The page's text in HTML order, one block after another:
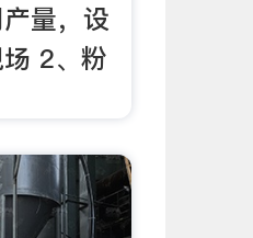
量，设
2、粉